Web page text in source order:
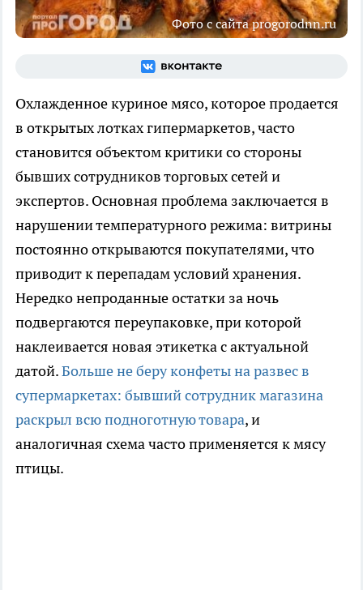
Фото с сайта progorodnn.ru
Охлажденное куриное мясо, которое продается
в открытых лотках гипермаркетов, часто
становится объектом критики со стороны
бывших сотрудников торговых сетей и
экспертов. Основная проблема заключается в
нарушении температурного режима: витрины
постоянно открываются покупателями, что
приводит к перепадам условий хранения.
Нередко непроданные остатки за ночь
подвергаются переупаковке, при которой
наклеивается новая этикетка с актуальной
датой.Больше не беру конфеты на развес в
супермаркетах: бывший сотрудник магазина
раскрыл всю подноготную товара, и
аналогичная схема часто применяется к мясу
птицы.